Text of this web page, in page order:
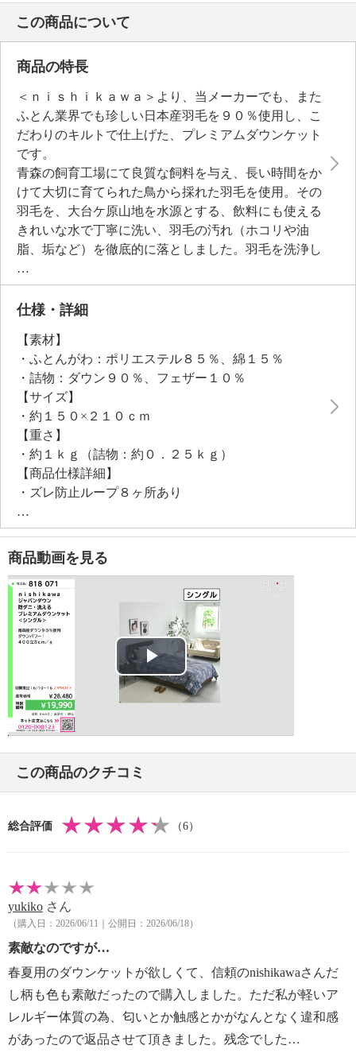
この商品について
商品の特長
＜ｎｉｓｈｉｋａｗａ＞より、当メーカーでも、また
ふとん業界でも珍しい日本産羽毛を９０％使用し、こ
だわりのキルトで仕上げた、プレミアムダウンケット
です。
青森の飼育工場にて良質な飼料を与え、長い時間をか
けて大切に育てられた鳥から採れた羽毛を使用。その
羽毛を、大台ケ原山地を水源とする、飲料にも使える
きれいな水で丁寧に洗い、羽毛の汚れ（ホコリや油
脂、垢など）を徹底的に落としました。羽毛を洗浄し
た水がきれいな透明になるまで、何度もすすぎ洗いを
繰り返しているため、臭いの原因物質が少ない点も特
徴。さらに、バイオアップ加工で蒸気と熱を与えて、
す。
ダウンパワーは４００立方ｃｍ／ｇ。ダウンの膨らみ
を引き出すために、特殊キルトプレミアム仕様で仕上
げました。側生地は高密度生地なので、ダニの侵入を
防ぎ、羽毛の吹き出しも軽減。
洗濯機でお洗濯（ネット使用）できるのもポイント。
※ドラム式洗濯機では洗えない場合があります
仕様・詳細
【素材】
・ふとんがわ：ポリエステル８５％、綿１５％
・詰物：ダウン９０％、フェザー１０％
【サイズ】
・約１５０×２１０ｃｍ
【重さ】
・約１ｋｇ（詰物：約０．２５ｋｇ）
【商品仕様詳細】
・ズレ防止ループ８ヶ所あり
【メンテナンス（絵表示ラベル）】
・洗濯機：可
・漂白処理：塩素系・酸素系漂白不可
・タンブル乾燥：不可
・自然乾燥：日陰の吊り干し
・アイロン仕上げ：不可
・ドライクリーニング：石油系ドライクリーニング可
【メンテナンス（ケアラベル）】
・中性洗剤使用
・単品洗い
・ドラム式洗濯機では洗えない場合がある。
洗濯機を使用される場合、ご使用になる洗濯機の取
【原産国（地）】
商品動画を見る
Play
Video
この商品のクチコミ
総合評価 （6）
yukiko さん
（購入日：2026/06/11｜公開日：2026/06/18）
素敵なのですが…
春夏用のダウンケットが欲しくて、信頼のnishikawaさんだ
し柄も色も素敵だったので購入しました。ただ私が軽いア
レルギー体質の為、匂いとか触感とかがなんとなく違和感
があったので返品させて頂きました。残念でした…